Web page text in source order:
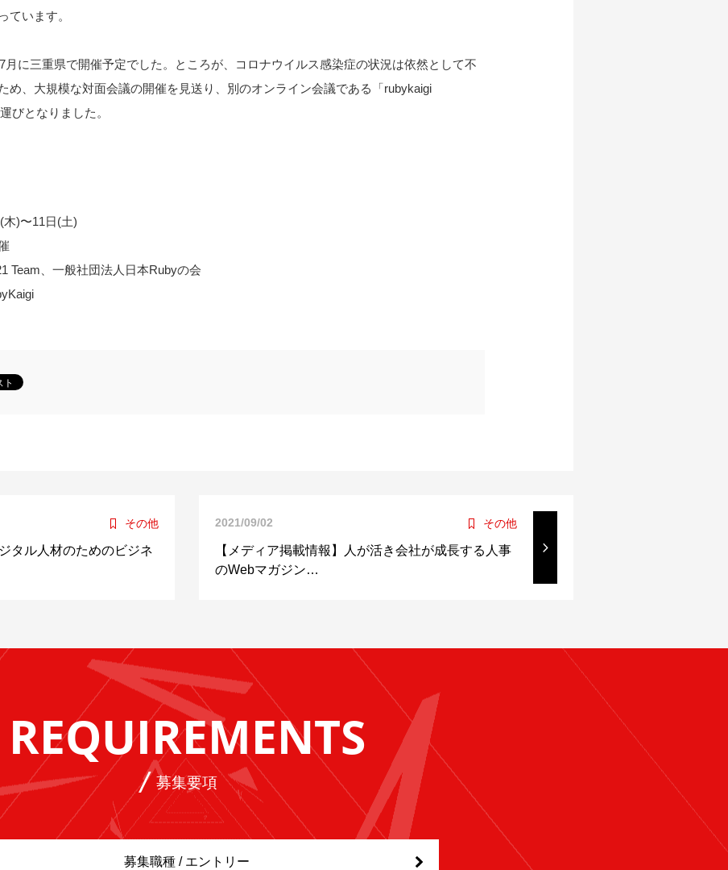
ています。
月に三重県で開催予定でした。ところが、コロナウイルス感染症の状況は依然として不
め、大規模な対面会議の開催を見送り、別のオンライン会議である「rubykaigi
びとなりました。
木)〜11日(土)
Team、一般社団法人日本Rubyの会
その他
タル人材のためのビジネ
2021/09/02 その他
【メディア掲載情報】人が活き会社が成長する人事
のWebマガジン…
REQUIREMENTS
募集要項
募集職種 / エントリー